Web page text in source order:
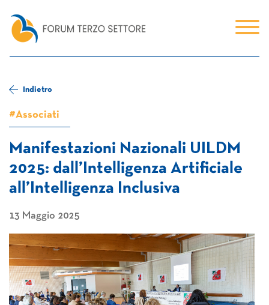
Indietro
#Associati
Manifestazioni Nazionali UILDM
2025: dall’Intelligenza Artificiale
all’Intelligenza Inclusiva
13 Maggio 2025